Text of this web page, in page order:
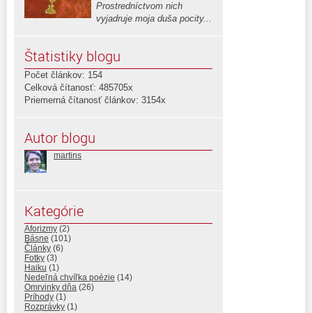
Prostredníctvom nich
vyjadruje moja duša pocity...
Štatistiky blogu
Počet článkov: 154
Celková čítanosť: 485705x
Priemerná čítanosť článkov: 3154x
Autor blogu
martins
Kategórie
Aforizmy (2)
Básne (101)
Články (6)
Fotky (3)
Haiku (1)
Nedeľná chvíľka poézie (14)
Omrvinky dňa (26)
Príhody (1)
Rozprávky (1)